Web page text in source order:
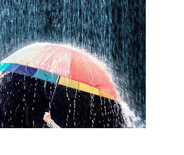
ଦ୍ରୁତଗାମୀ ବୋଲେରୋ ଧକ୍କାରେ ୪ ଗାଈ
ଜଗନ୍ନାଥପ୍ରସାଦ ପୋଲିସ ଦ୍ୱାରା ଗାଡ଼ି ଓ ଡ୍ରାଇଭର
।
ଅଚାନକ ପରିଦର୍ଶନ: ୬ଟି ବଳଦ ସହ ଗାଡ଼ି
ବୋଝେଇ ଟ୍ରକ ଜବତ।
ଭବନରେ ମେଗା ରକ୍ତଦାନ ଶିବିର, ୯୩ ୟୁନିଟ୍
ସେନା ଅଧିକାରୀଙ୍କ ନାଁରେ ପୋଲିସର ମିଥ୍ୟା
, ନ୍ୟାୟ ପାଇଁ ଉଚ୍ଚ ନ୍ୟାୟାଳୟଙ୍କ ଦ୍ବାରସ୍ଥ
ଓଡ଼ିଶାର ହସ୍ତତନ୍ତ ଓ ହସ୍ତଶିଳ୍ପର
ଉପହାର ପ୍ରଦାନ କଲେ ରାଜ୍ୟପାଳ*